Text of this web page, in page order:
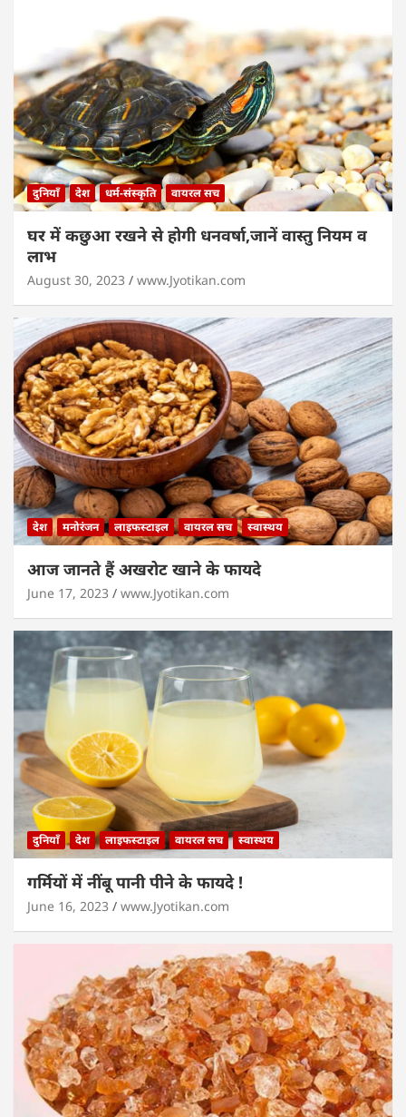
दुनियाँ देश धर्म-संस्कृति वायरल सच
घर में कछुआ रखने से होगी धनवर्षा,जानें वास्तु नियम व
लाभ
August 30, 2023 www.Jyotikan.com
देश मनोरंजन लाइफस्टाइल वायरल सच स्वास्थय
आज जानते हैं अखरोट खाने के फायदे
June 17, 2023 www.Jyotikan.com
दुनियाँ देश लाइफस्टाइल वायरल सच स्वास्थय
गर्मियों में नींबू पानी पीने के फायदे !
June 16, 2023 www.Jyotikan.com